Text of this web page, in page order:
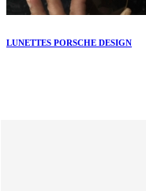
LUNETTES PORSCHE DESIGN